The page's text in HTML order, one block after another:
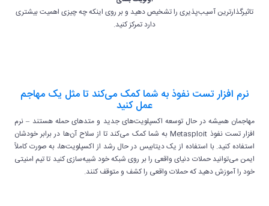
تاثیرگذارترین آسیب‌پذیری را تشخیص دهید و بر روی اینکه چه چیزی اهمیت بیشتری
دارد تمرکز کنید.
نرم افزار تست نفوذ به شما کمک می‌کند تا مثل یک مهاجم
عمل کنید
مهاجمان همیشه در حال توسعه اکسپلویت‌های جدید و متدهای حمله هستند – نرم
افزار تست نفوذ Metasploit به شما کمک می‌کند تا از سلاح آن‌ها در برابر خودشان
استفاده کنید. با استفاده از یک دیتابیس در حال رشد از اکسپلویت‌ها، به صورت کاملاً
ایمن می‌توانید حملات دنیای واقعی را بر روی شبکه خود شبیه‌سازی کنید تا تیم امنیتی
خود را آموزش دهید که حملات واقعی را کشف و متوقف کنند.